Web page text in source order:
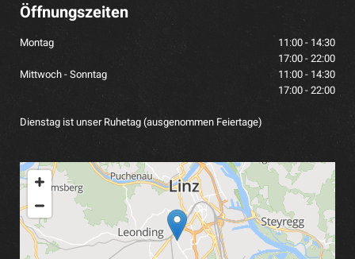
Öffnungszeiten
Montag
11:00 - 14:30
17:00 - 22:00
Mittwoch - Sonntag
11:00 - 14:30
17:00 - 22:00
Dienstag ist unser Ruhetag (ausgenommen Feiertage)